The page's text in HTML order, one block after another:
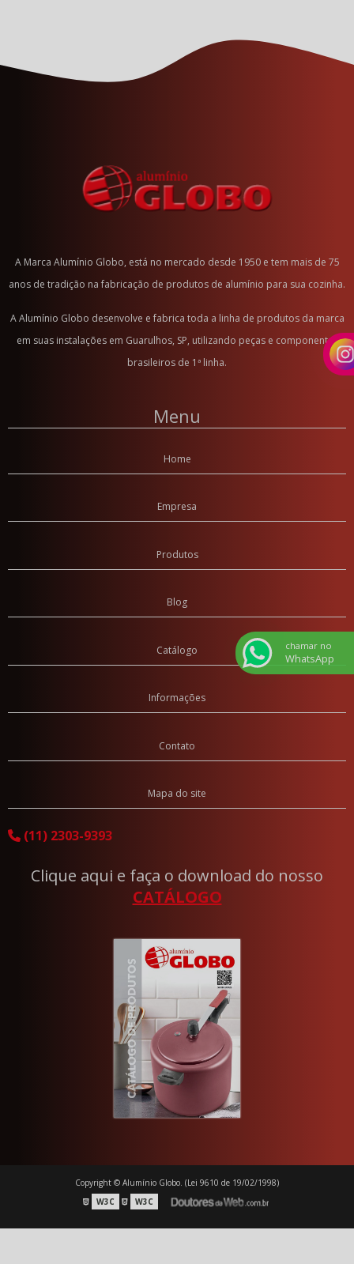
Linha Bojuda
Panela de Pressão Antiaderente
Panela de Pressão 4.5 litros Ant Produto
Panela de Pressão Color
Panela de Pressão 4.5 litros Azul
Panela de Pressão 7 litros Amarelo
Panela de Pressão 7 litros Vermelho
A Marca Alumínio Globo, está no mercado desde 1950 e tem mais de 75
anos de tradição na fabricação de produtos de alumínio para sua cozinha.
A Alumínio Globo desenvolve e fabrica toda a linha de produtos da marca
em suas instalações em Guarulhos, SP, utilizando peças e componentes
brasileiros de 1ª linha.
Menu
Home
Empresa
Produtos
Blog
Catálogo
Informações
Contato
Mapa do site
(11) 2303-9393
Clique aqui e faça o download do nosso
CATÁLOGO
Copyright © Alumínio Globo. (Lei 9610 de 19/02/1998)
W3C
W3C
chamar no
WhatsApp